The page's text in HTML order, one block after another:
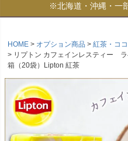
※北海道・沖縄・一
HOME オプション商品
紅茶・コ
リプトン カフェインレスティー
箱（20袋）Lipton 紅茶